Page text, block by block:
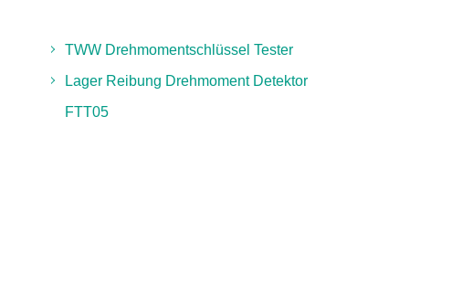
TWW Drehmomentschlüssel Tester
Lager Reibung Drehmoment Detektor
FTT05